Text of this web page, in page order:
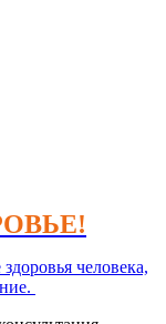
человека,